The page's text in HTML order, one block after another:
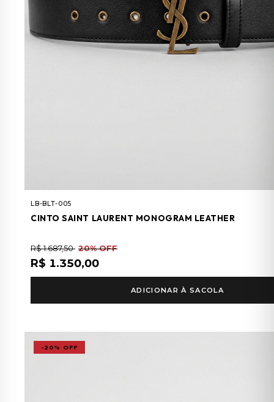
LB-BLT-005
CINTO SAINT LAURENT MONOGRAM LEATHER
R$ 1.687,50 20% OFF
R$ 1.350,00
ADICIONAR À SACOLA
-20% OFF